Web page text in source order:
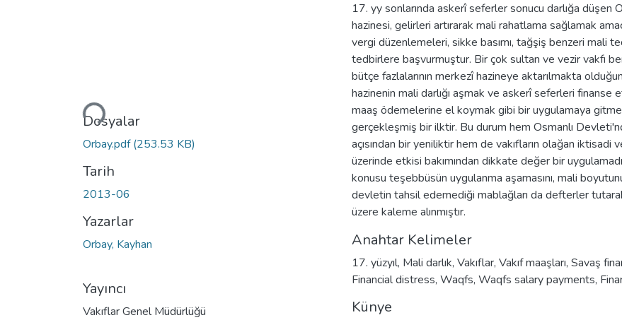
Yükleniyor...
Dosyalar
Orbay.pdf(253.53 KB)
Tarih
2013-06
Yazarlar
Orbay, Kayhan
Yayıncı
Vakıflar Genel Müdürlüğü
17. yy sonlarında askerî seferler sonucu darlığa düşen
hazinesi, gelirleri artırarak mali rahatlama sağlamak
vergi düzenlemeleri, sikke basımı, tağşiş benzeri mali
tedbirlere başvurmuştur. Bir çok sultan ve vezir vakfı
bütçe fazlalarının merkezî hazineye aktarılmakta
hazinenin mali darlığı aşmak ve askerî seferleri finanse
maaş ödemelerine el koymak gibi bir uygulamaya
gerçekleşmiş bir ilktir. Bu durum hem Osmanlı
açısından bir yeniliktir hem de vakıfların olağan iktisadi
üzerinde etkisi bakımından dikkate değer bir
konusu teşebbüsün uygulanma aşamasını, mali
devletin tahsil edemediği mablağları da defterler
üzere kaleme alınmıştır.
Anahtar Kelimeler
17. yüzyıl, Mali darlık, Vakıflar, Vakıf maaşları, Savaş
Financial distress, Waqfs, Waqfs salary payments,
Künye